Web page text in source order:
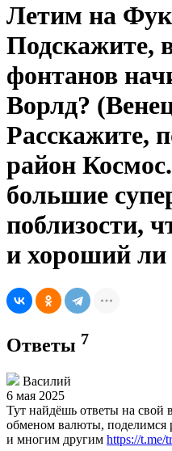
Летим на
Подскажите,
фонтанов
Ворлд?
Расскажите,
район
большие
поблизости,
и хороший
Ответы 7
Василий
6 мая 2025
Тут найдёшь ответы на свой
обменом валюты, поделимся
и многим другим https://t.me/